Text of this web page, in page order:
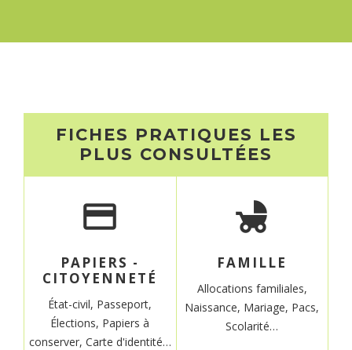
FICHES PRATIQUES LES
PLUS CONSULTÉES
credit_card
PAPIERS -
CITOYENNETÉ
État-civil, Passeport,
Élections, Papiers à
conserver, Carte d'identité…
child_friendly
FAMILLE
Allocations familiales,
Naissance, Mariage, Pacs,
Scolarité…